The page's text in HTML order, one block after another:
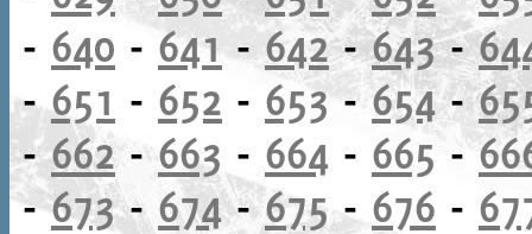
- 640 - 641-642-643-
-651 - 652 - 653-654-
-662-663 - 664 - 665 -
-673- 674-675- 676 -